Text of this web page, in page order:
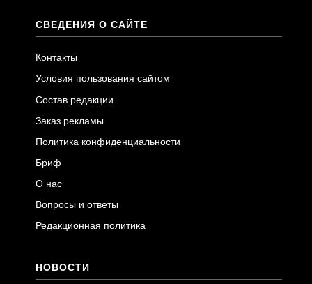
СВЕДЕНИЯ О САЙТЕ
Контакты
Условия пользования сайтом
Состав редакции
Заказ рекламы
Политика конфиденциальности
Бриф
О нас
Вопросы и ответы
Редакционная политика
НОВОСТИ